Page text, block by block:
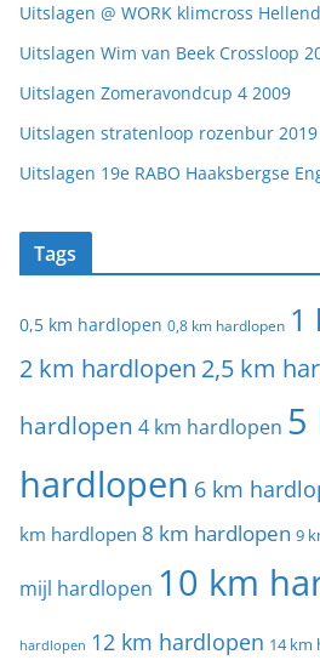
Uitslagen @ WORK klimcross
Uitslagen Wim van Beek Crossloop
Uitslagen Zomeravondcup 4 2009
Uitslagen stratenloop rozenbur 2019
Uitslagen 19e RABO Haaksbergse
Tags
0,5 km hardlopen 0,8 km hardlopen 1
2 km hardlopen 2,5 km
hardlopen 4 km hardlopen 5
hardlopen 6 km
km hardlopen 8 km hardlopen 9
mijl hardlopen 10 km
hardlopen 12 km hardlopen 14 km